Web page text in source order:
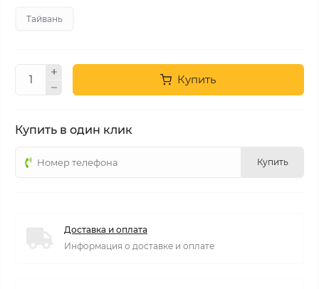
Тайвань
Купить
Купить в один клик
Купить
Доставка и оплата
Информация о доставке и оплате